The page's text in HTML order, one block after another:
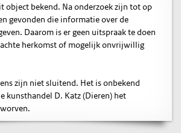
object bekend. Na onderzoek zijn tot op
gevonden die informatie over de
Daarom is er geen uitspraak te doen
herkomst of mogelijk onvrijwillig
zijn niet sluitend. Het is onbekend
kunsthandel D. Katz (Dieren) het